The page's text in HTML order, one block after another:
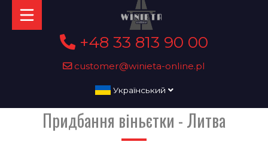
+48 33 813 90 00
customer@winieta-online.pl
Український
Придбання віньєтки - Литва